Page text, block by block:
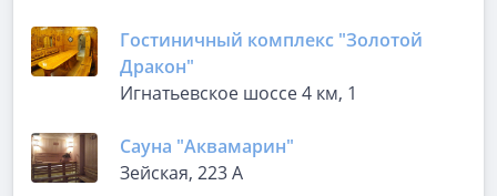
Гостиничный комплекс "Золотой
Дракон"
Игнатьевское шоссе 4 км, 1
Сауна "Аквамарин"
Зейская, 223 А